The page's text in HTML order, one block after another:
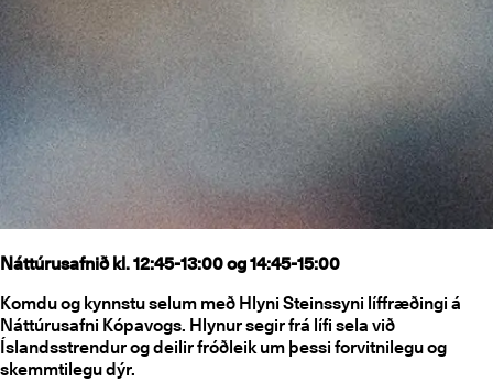
Náttúrusafnið kl. 12:45-13:00 og 14:45-15:00
Komdu og kynnstu selum með Hlyni Steinssyni líffræðingi á
Náttúrusafni Kópavogs. Hlynur segir frá lífi sela við
Íslandsstrendur og deilir fróðleik um þessi forvitnilegu og
skemmtilegu dýr.